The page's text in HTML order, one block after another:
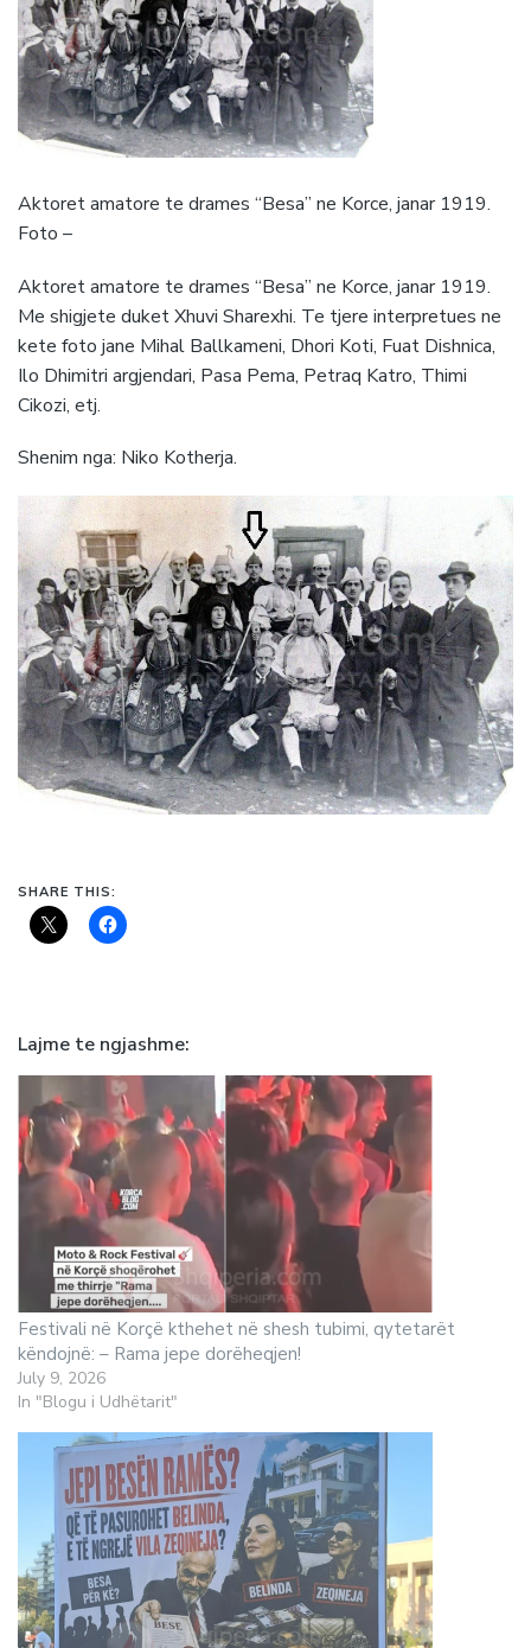
Aktoret amatore te drames “Besa” ne Korce, janar 1919.
Foto –
Aktoret amatore te drames “Besa” ne Korce, janar 1919.
Me shigjete duket Xhuvi Sharexhi. Te tjere interpretues ne
kete foto jane Mihal Ballkameni, Dhori Koti, Fuat Dishnica,
Ilo Dhimitri argjendari, Pasa Pema, Petraq Katro, Thimi
Cikozi, etj.
Shenim nga: Niko Kotherja.
SHARE THIS:
Lajme te ngjashme
Festivali në Korçë kthehet në shesh tubimi, qytetarët
këndojnë: – Rama jepe dorëheqjen!
July 9, 2026
In "Blogu i Udhëtarit"